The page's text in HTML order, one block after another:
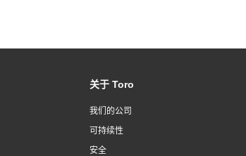
关于 Toro
我们的公司
可持续性
安全